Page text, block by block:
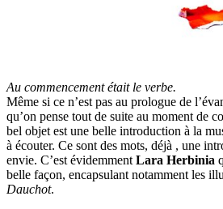
Au commencement était le verbe.
Même si ce n’est pas au prologue de
qu’on pense tout de suite au moment de
bel objet est une belle introduction à la
à écouter. Ce sont des mots, déjà , une
envie. C’est évidemment Lara Herbinia
belle façon, encapsulant notamment les
Dauchot.